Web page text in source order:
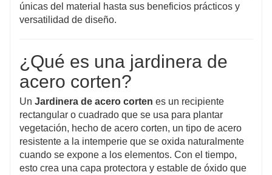
únicas del material hasta sus beneficios prácticos y
versatilidad de diseño.
¿Qué es una jardinera de
acero corten?
Un Jardinera de acero corten es un recipiente
rectangular o cuadrado que se usa para plantar
vegetación, hecho de acero corten, un tipo de acero
resistente a la intemperie que se oxida naturalmente
cuando se expone a los elementos. Con el tiempo,
esto crea una capa protectora y estable de óxido que